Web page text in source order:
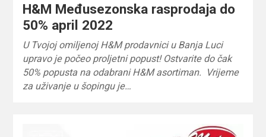
H&M Međusezonska rasprodaja do
50% april 2022
U Tvojoj omiljenoj H&M prodavnici u Banja Luci
upravo je počeo proljetni popust! Ostvarite do čak
50% popusta na odabrani H&M asortiman. Vrijeme
za uživanje u šopingu je…